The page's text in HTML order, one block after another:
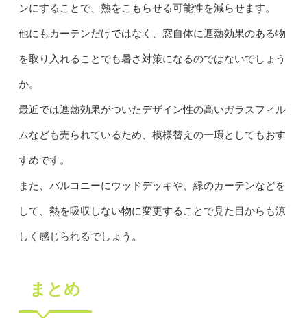
ンにすることで、熱をこもらせる可能性を減らせます。
他にもカーテンだけではなく、窓自体に遮熱効果のある物
を取り入れることでも暑さ対策になるのではないでしょう
か。
最近では遮熱効果がついたデザイン性の高いガラスフィル
ムなども売られているため、模様替えの一環としてもおす
すめです。
また、バルコニーにウッドデッキや、緑のカーテンなどを
して、熱を吸収しない物に変更することで見た目からも涼
しく感じられるでしょう。
まとめ